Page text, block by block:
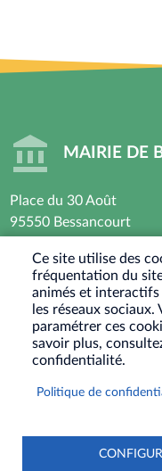
MAIRIE DE
Place du 30 Août
95550 Bessancourt
Horaires d’ouverture :
Vendredi
8h30 - 12h / 13h30-
Jeudi : Fermé le matin
9h30-12h
SOCIAUX
Ce site utilise des
fréquentation du
animés et
les réseaux
paramétrer ces
savoir plus,
confidentialité.
Politique de